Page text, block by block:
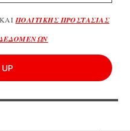
ΠΟΛΙΤΙΚΗΣ ΠΡΟΣΤΑΣΙΑΣ
UP